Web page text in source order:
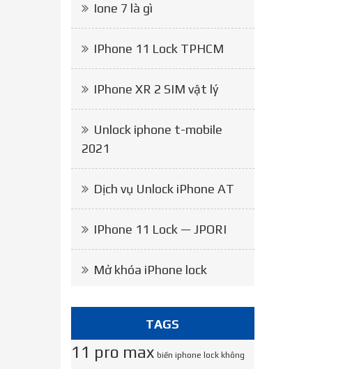
Ione 7 là gì
IPhone 11 Lock TPHCM
IPhone XR 2 SIM vật lý
Unlock iphone t-mobile
2021
Dịch vụ Unlock iPhone AT
IPhone 11 Lock — JPORI
Mở khóa iPhone lock
TAGS
11 pro max biến iphone lock không